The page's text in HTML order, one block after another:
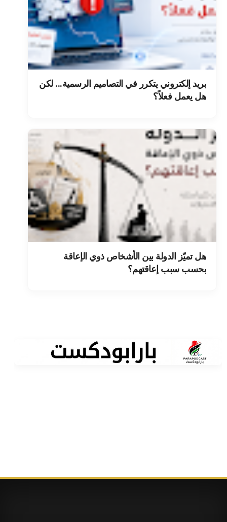
بريد إلكتروني يتكرر في التصاميم الرسمية... لكن
هل يعمل فعلاً؟
هل تميّز الدولة بين الأشخاص ذوي الإعاقة
بحسب سبب إعاقتهم؟